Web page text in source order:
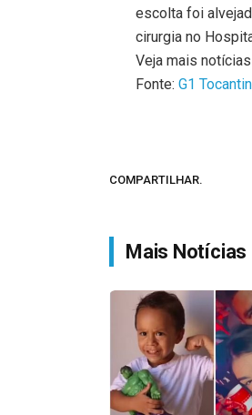
escolta foi
cirurgia no
Veja mais
Fonte:G1
COMPARTILHAR.
Mais Notícias